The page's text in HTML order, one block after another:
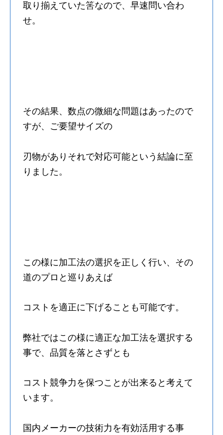
取り揃えていた筈なので、早速問い合わ
せ。
その結果、数点の微細な問題はあったので
すが、ご要望サイズの
刃物がありそれで対応可能という結論に至
りました。
この様に加工法の選択を正しく行い、その
道のプロと巡りあえば
コストを適正に下げることも可能です。
弊社ではこの様に適正な加工法を選択する
事で、品質を落とさずとも
コスト競争力を保つことが出来ると考えて
います。
国内メーカーの技術力を有効活用する事